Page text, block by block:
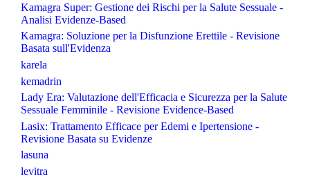
Kamagra Super: Gestione dei Rischi per la Salute Sessuale -
Analisi Evidenze-Based
Kamagra: Soluzione per la Disfunzione Erettile - Revisione
Basata sull'Evidenza
karela
kemadrin
Lady Era: Valutazione dell'Efficacia e Sicurezza per la Salute
Sessuale Femminile - Revisione Evidence-Based
Lasix: Trattamento Efficace per Edemi e Ipertensione -
Revisione Basata su Evidenze
lasuna
levitra